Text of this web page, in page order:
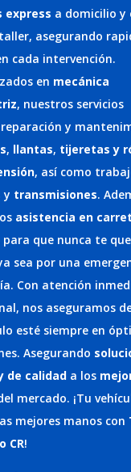
express a domicilio y
asegurando
cada intervención.
en mecánica
, nuestros servicios
y
, llantas, tijeretas y
, así como
y transmisiones.
asistencia en
para que nunca te
sea por una
Con atención
nos aseguramos
esté siempre en
Asegurando
de calidada los
mercado. ¡Tu
mejores manos con
CR!